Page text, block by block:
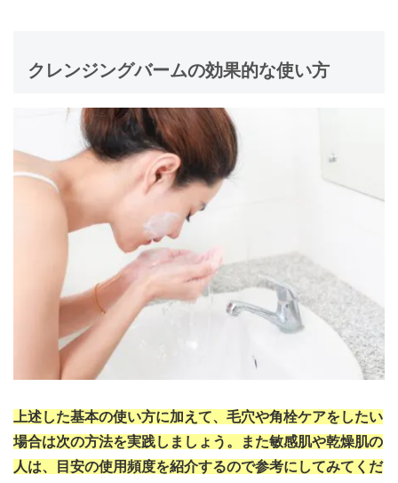
クレンジングバームの効果的な使い方
上述した基本の使い方に加えて、毛穴や角栓ケアをしたい
場合は次の方法を実践しましょう。また敏感肌や乾燥肌の
人は、目安の使用頻度を紹介するので参考にしてみてくだ